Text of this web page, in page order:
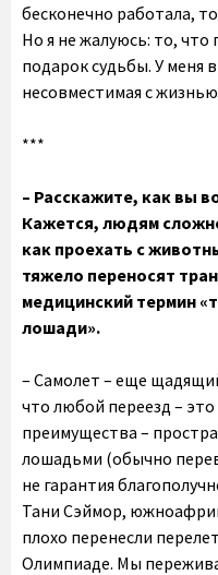
бесконечно работала,
Но я не жалуюсь: то, что
подарок судьбы. У меня
несовместимая с
***
– Расскажите, как вы
Кажется, людям
как проехать с
тяжело переносят
медицинский термин
лошади».
– Самолет – еще
что любой переезд –
преимущества –
лошадьми (обычно
не гарантия
Тани Сэймор,
плохо перенесли
Олимпиаде. Мы